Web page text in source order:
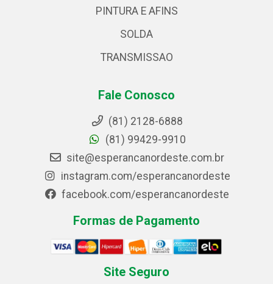
PINTURA E AFINS
SOLDA
TRANSMISSAO
Fale Conosco
(81) 2128-6888
(81) 99429-9910
site@esperancanordeste.com.br
instagram.com/esperancanordeste
facebook.com/esperancanordeste
Formas de Pagamento
Site Seguro